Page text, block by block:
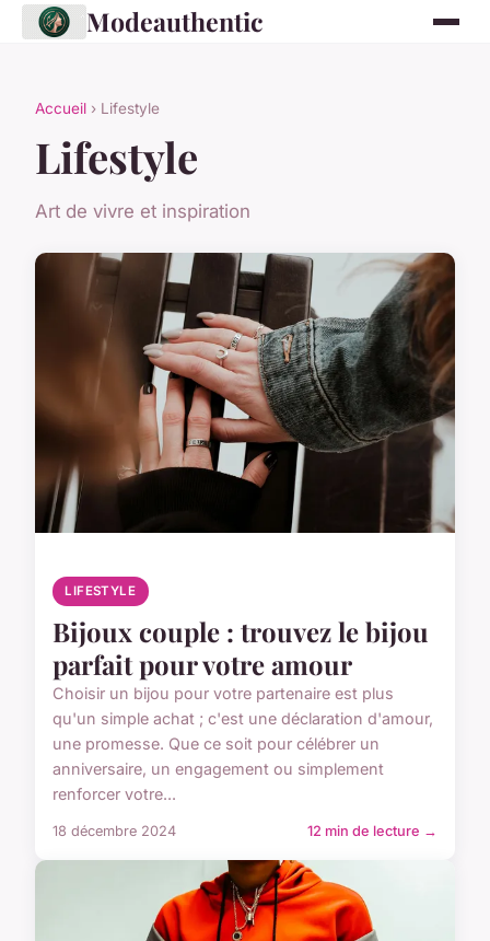
Modeauthentic
Accueil › Lifestyle
Lifestyle
Art de vivre et inspiration
LIFESTYLE
Bijoux couple : trouvez le bijou
parfait pour votre amour
Choisir un bijou pour votre partenaire est plus
qu'un simple achat ; c'est une déclaration d'amour,
une promesse. Que ce soit pour célébrer un
anniversaire, un engagement ou simplement
renforcer votre...
18 décembre 2024 12 min de lecture →